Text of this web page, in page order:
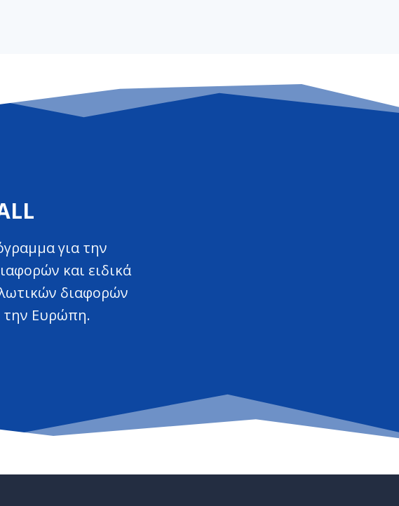
για την
και ειδικά
διαφορών
την Ευρώπη.